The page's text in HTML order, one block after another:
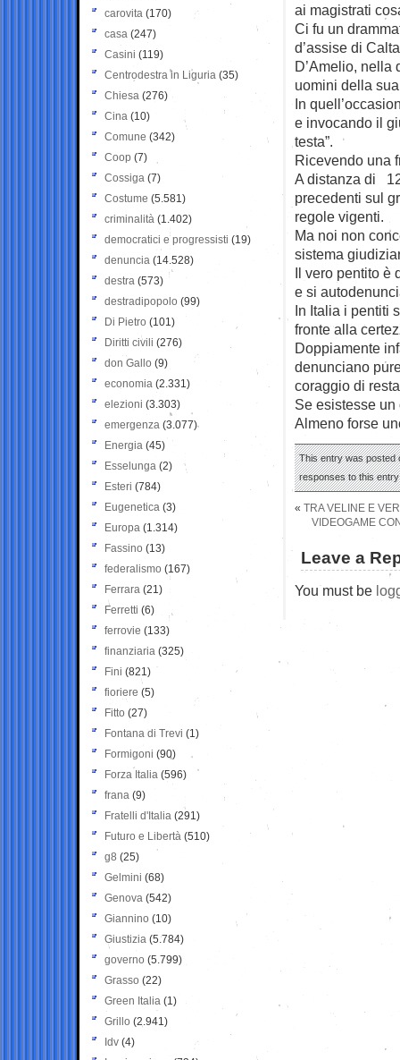
ai magistrati
Ci fu un
d’assise di
D’Amelio,
uomini della
In
e invocando il
testa”.
Ricevendo una
A distanza di
precedenti sul
regole vigenti.
Ma noi non
sistema
Il vero pentito è
e si
In Italia i pentiti
fronte alla
Doppiamente
denunciano
coraggio di
Se esistesse
Almeno forse
This entry was posted
responses to this
« TRA VELINE E
VIDEOGAME
Leave a
You must be
carovita (170)
casa (247)
Casini (119)
Centrodestra in Liguria (35)
Chiesa (276)
Cina (10)
Comune (342)
Coop (7)
Cossiga (7)
Costume (5.581)
criminalità (1.402)
democratici e progressisti (19)
denuncia (14.528)
destra (573)
destradipopolo (99)
Di Pietro (101)
Diritti civili (276)
don Gallo (9)
economia (2.331)
elezioni (3.303)
emergenza (3.077)
Energia (45)
Esselunga (2)
Esteri (784)
Eugenetica (3)
Europa (1.314)
Fassino (13)
federalismo (167)
Ferrara (21)
Ferretti (6)
ferrovie (133)
finanziaria (325)
Fini (821)
fioriere (5)
Fitto (27)
Fontana di Trevi (1)
Formigoni (90)
Forza Italia (596)
frana (9)
Fratelli d'Italia (291)
Futuro e Libertà (510)
g8 (25)
Gelmini (68)
Genova (542)
Giannino (10)
Giustizia (5.784)
governo (5.799)
Grasso (22)
Green Italia (1)
Grillo (2.941)
Idv (4)